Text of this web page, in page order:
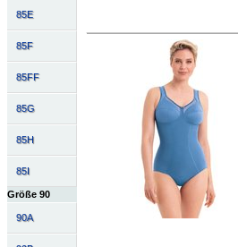
85E
85F
85FF
85G
85H
85I
Größe 90
90A